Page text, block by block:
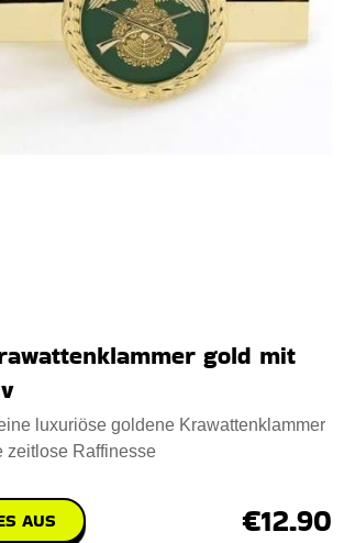
gold mit
luxuriöse goldene Krawattenklammer
zeitlose Raffinesse
AUS €12.90